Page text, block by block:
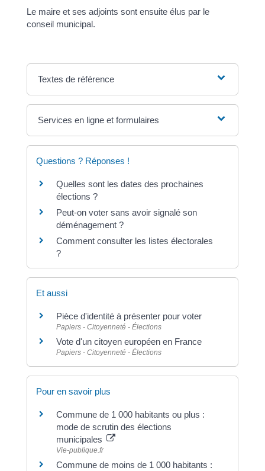
Le maire et ses adjoints sont ensuite élus par le
conseil municipal.
Textes de référence
Services en ligne et formulaires
Questions ? Réponses !
Quelles sont les dates des prochaines
élections ?
Peut-on voter sans avoir signalé son
déménagement ?
Comment consulter les listes électorales
?
Et aussi
Pièce d'identité à présenter pour voter
Papiers - Citoyenneté - Élections
Vote d'un citoyen européen en France
Papiers - Citoyenneté - Élections
Pour en savoir plus
Commune de 1 000 habitants ou plus :
mode de scrutin des élections
municipales
Vie-publique.fr
Commune de moins de 1 000 habitants :